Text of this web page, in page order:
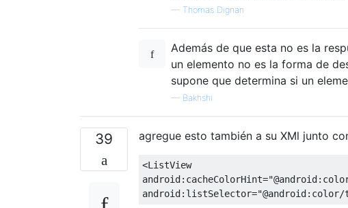
— Thomas Dignan
Además de que esta no es la
un elemento no es la forma de
supone que determina si un
— Bakhshi
39 agregue esto también a su XMl junto
<ListView
android:cacheColorHint=
android:listSelector=